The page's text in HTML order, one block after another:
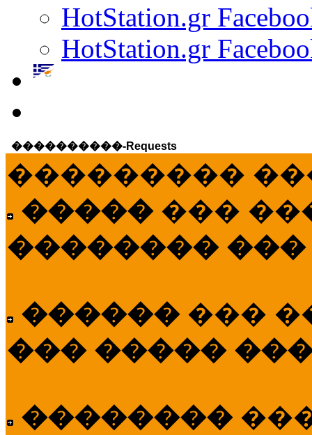
HotStation.gr
HotStation.gr
����������-Requests
���������
����� ���
��������
������ ���
��� �����
��������